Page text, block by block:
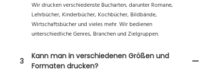
Wir drucken verschiedenste Bucharten, darunter Romane,
Lehrbücher, Kinderbücher, Kochbücher, Bildbände,
Wirtschaftsbücher und vieles mehr. Wir bedienen
unterschiedliche Genres, Branchen und Zielgruppen.
3
Kann man in verschiedenen Größen und
Formaten drucken?